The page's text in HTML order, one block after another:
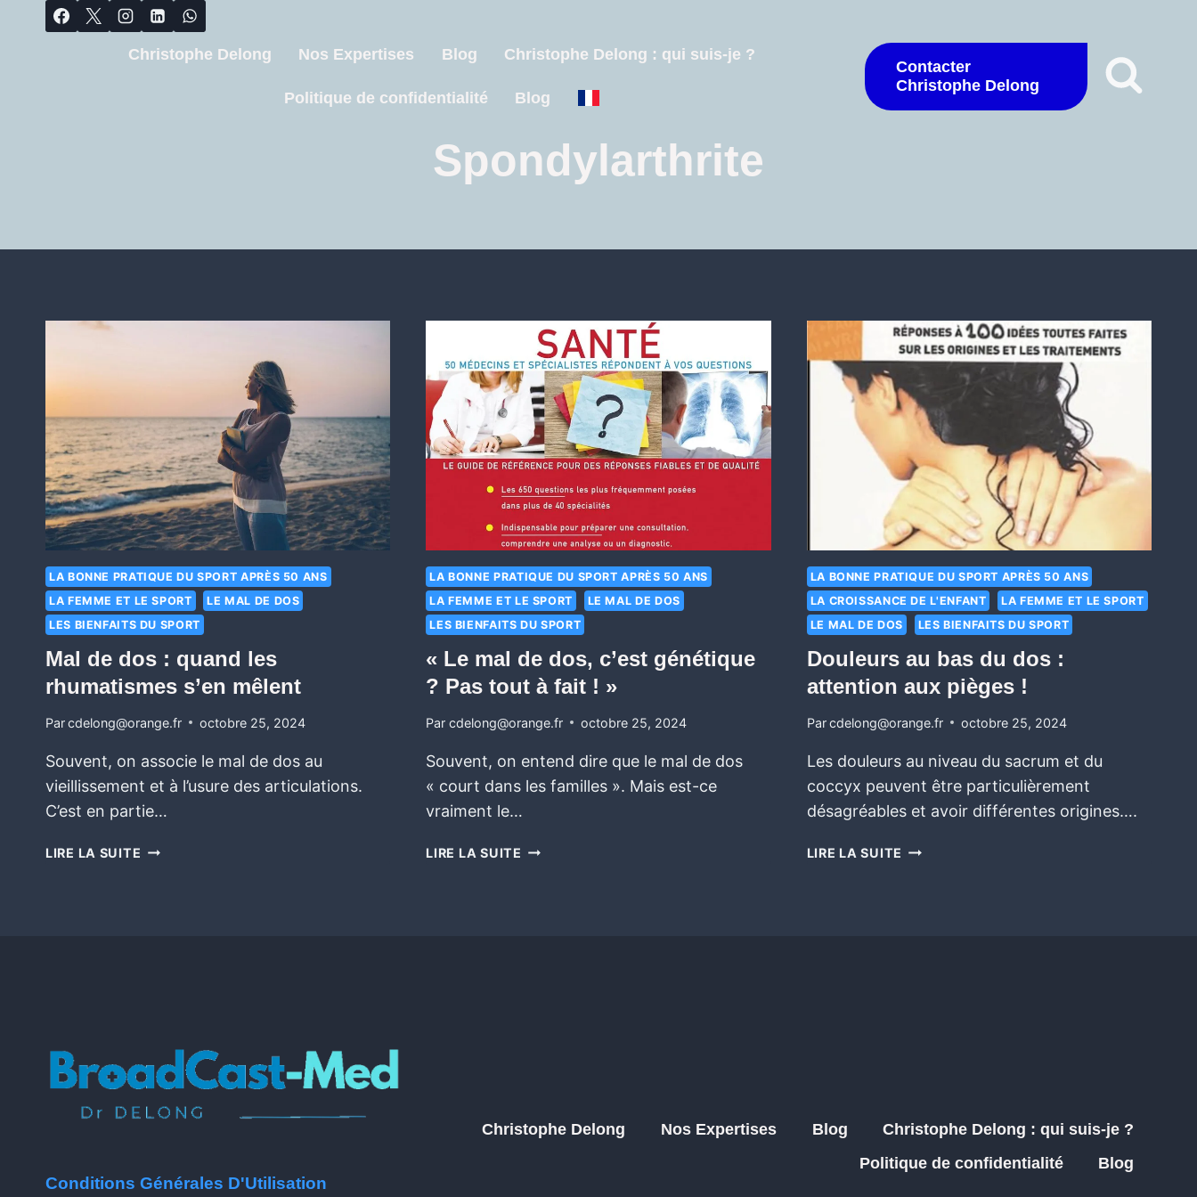
Christophe Delong Nos Expertises Blog Christophe Delong : qui suis-je ?
Politique de confidentialité Blog
Contacter
Christophe Delong
Spondylarthrite
LA BONNE PRATIQUE DU SPORT APRÈS 50 ANS
LA FEMME ET LE SPORT
LE MAL DE DOS
LES BIENFAITS DU SPORT
Mal de dos : quand les
rhumatismes s’en mêlent
Parcdelong@orange.fr octobre 25, 2024
Souvent, on associe le mal de dos au
vieillissement et à l’usure des articulations.
C’est en partie…
LIRE LA SUITE
LA BONNE PRATIQUE DU SPORT APRÈS 50 ANS
LA FEMME ET LE SPORT
LE MAL DE DOS
LES BIENFAITS DU SPORT
« Le mal de dos, c’est génétique
? Pas tout à fait ! »
Par cdelong@orange.fr octobre 25, 2024
Souvent, on entend dire que le mal de dos
« court dans les familles ». Mais est-ce
vraiment le…
LIRE LA SUITE
LA BONNE PRATIQUE DU SPORT APRÈS 50 ANS
LA CROISSANCE DE L'ENFANT
LA FEMME ET LE SPORT
LE MAL DE DOS
LES BIENFAITS DU SPORT
Douleurs au bas du dos :
attention aux pièges !
Parcdelong@orange.fr octobre 25, 2024
Les douleurs au niveau du sacrum et du
coccyx peuvent être particulièrement
désagréables et avoir différentes origines….
LIRE LA SUITE
Conditions Générales D'Utilisation
Christophe Delong Nos Expertises Blog
Christophe Delong : qui suis-je ?
Politique de confidentialité
Blog